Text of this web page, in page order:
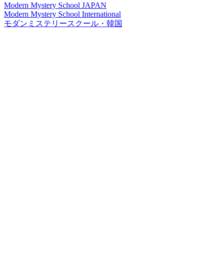
Modern Mystery School JAPAN
Modern Mystery School International
モダンミステリースクール・韓国